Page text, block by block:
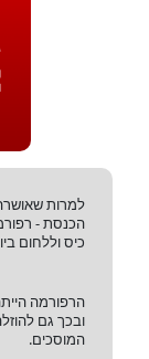
למרות
הכנסת -
כיס וללחום
הרפורמה
ובכך גם
המוסכים.